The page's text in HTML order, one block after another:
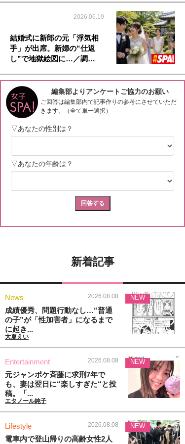
2026.06.19
結婚式に新郎の元「浮気相
手」が出席。新婦の“仕返
し”で地獄絵図に…／調…
新着記事
News 2026.08.08
成績優秀、問題行動なし…“普通
の子”が「性加害者」になるまで
に起き...
大夏えい
NEW
Entertainment 2026.08.08
元ジャンポケ斉藤に求刑7年で
も、妻は翌日に“楽しすぎた“と投
稿。「...
エタノール純子
NEW
Lifestyle 2026.08.08
電車内で登山帰りの高齢女性2人
NEW